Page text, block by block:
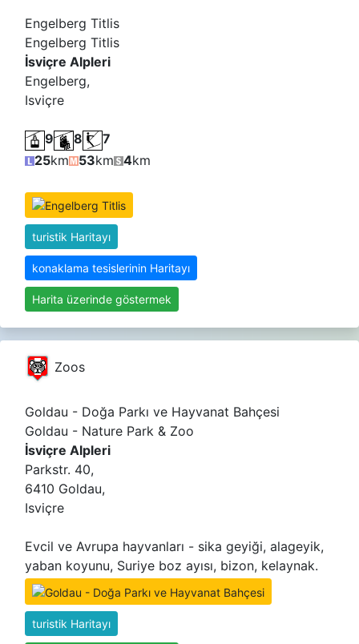
Engelberg Titlis
Engelberg Titlis
İsviçre Alpleri
Engelberg,
Isviçre
9 8
7
25km 53km 4km
turistik Haritayı
konaklama tesislerinin Haritayı
Harita üzerinde göstermek
Zoos
Goldau - Doğa Parkı ve Hayvanat Bahçesi
Goldau - Nature Park & Zoo
İsviçre Alpleri
Parkstr. 40,
6410 Goldau,
Isviçre
Evcil ve Avrupa hayvanları - sika geyiği, alageyik,
yaban koyunu, Suriye boz ayısı, bizon, kelaynak.
turistik Haritayı